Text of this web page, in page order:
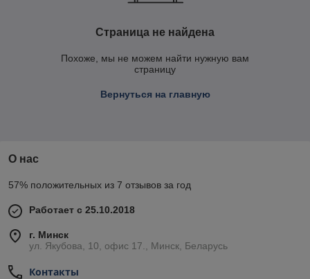
Страница не найдена
Похоже, мы не можем найти нужную вам
страницу
Вернуться на главную
О нас
57% положительных из 7 отзывов за год
Работает с 25.10.2018
г. Минск
ул. Якубова, 10, офис 17., Минск, Беларусь
Контакты